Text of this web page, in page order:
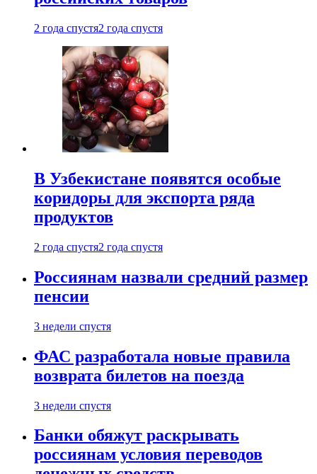
2 года спустя2 года спустя
В Узбекистане появятся особые
коридоры для экспорта ряда
продуктов
2 года спустя2 года спустя
Россиянам назвали средний размер
пенсии
3 недели спустя
ФАС разработала новые правила
возврата билетов на поезда
3 недели спустя
Банки обяжут раскрывать
россиянам условия переводов